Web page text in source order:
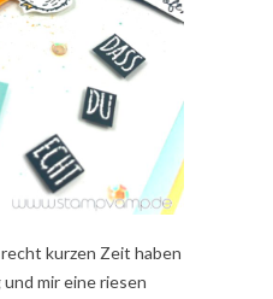
kurzen Zeit haben
mir eine riesen